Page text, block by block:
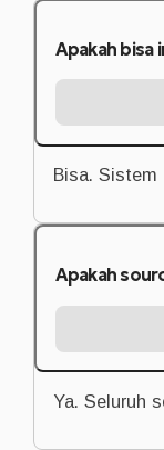
Apakah bisa
Bisa. Sistem
Apakah
Ya. Seluruh